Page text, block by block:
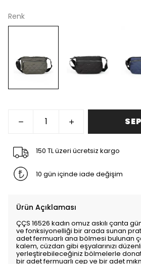
Renk
150 TL üzeri ücretsiz kargo
10 gün içinde iade değişim
Ürün Açıklaması
ÇÇS 16526 kadın omuz askılı çanta
ve fonksiyonelliği bir arada sunan
adet fermuarlı ana bölmesi bulunan
kalem, cüzdan gibi eşyalarınızı
yerleştirebileceğiniz bölmelerle
bir adet fermuarlı cep ve bir adet